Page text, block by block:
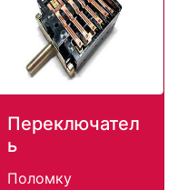
Переключател
ь
Поломку